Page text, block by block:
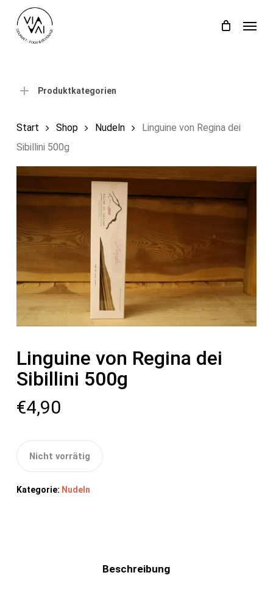
Einkaufswagen Close
Produktkategorien
Start Shop Nudeln
Linguine von Regina dei
Sibillini 500g
Linguine von Regina dei
Sibillini 500g
€4,90
Nicht vorrätig
Kategorie: Nudeln
Beschreibung